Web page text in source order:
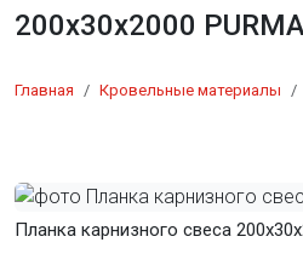
200х30х2000
Главная Кровельные материалы
Планка карнизного свеса